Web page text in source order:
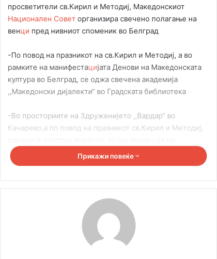
просветители св.Кирил и Методиј, Македонскиот
Национален Совет организира свечено полагање на
венци пред нивниот споменик во Белград
-По повод на празникот на св.Кирил и Методиј, а во
рамките на манифестацијата Денови на Македонската
култура во Белград, се оджа свечена академија
,,Македонски дијалекти“ во Градската библиотека
-Во просториите на Здруженијето ,,Вардар“ во
Качарево,а по повод на празникот св.Кирил и Методиј,
,,Вардарска Стиховни
производителка на вино од Нови Сад
Прикажи повеќе